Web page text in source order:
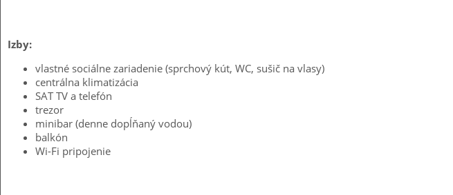
Izby:
vlastné sociálne zariadenie (sprchový kút, WC, sušič na vlasy)
centrálna klimatizácia
SAT TV a telefón
trezor
minibar (denne dopĺňaný vodou)
balkón
Wi-Fi pripojenie